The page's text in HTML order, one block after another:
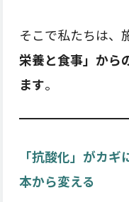
そこで私たちは、
栄養と食事」から
ます。
「抗酸化」がカ
本から変える